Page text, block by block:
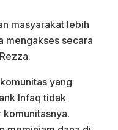
masyarakat lebih
mengakses secara
yang
Infaq tidak